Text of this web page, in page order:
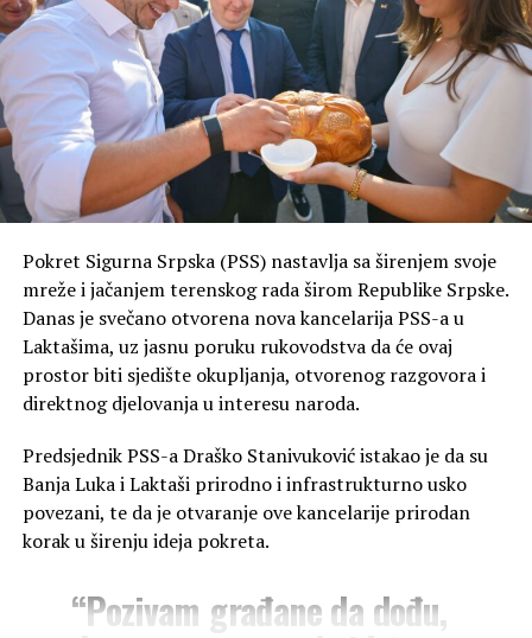
Iz ove političke organizacije naglašavaju da je događaju
dodata posebna energija prisustvom uvaženih gostiju
koji su podržali pobjedničku ekipu.
“Do pobjede je ove godine
stigla ekipa Velizar 2, a
posebno nam je drago što
smo i mi bili dio ovog
uspjeha. Dodatnu snagu i
lijepu atmosferu donijeli su
i Igor Radojičić i Nataša
Miljanović Zubac, koji su
svojim prisustvom uveličali
ovaj događaj i pobjedničku
priču. Čestitke svim
članovima ekipe na
Pokret Sigurna Srpska (PSS) nastavlja sa širenjem svoje
mreže i jačanjem terenskog rada širom Republike Srpske.
Danas je svečano otvorena nova kancelarija PSS-a u
Laktašima, uz jasnu poruku rukovodstva da će ovaj
prostor biti sjedište okupljanja, otvorenog razgovora i
direktnog djelovanja u interesu naroda.
Predsjednik PSS-a Draško Stanivuković istakao je da su
Banja Luka i Laktaši prirodno i infrastrukturno usko
povezani, te da je otvaranje ove kancelarije prirodan
korak u širenju ideja pokreta.
“Pozivam građane da dođu,